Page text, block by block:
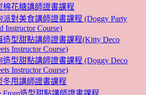
棉花糖講師證書課程
派對美食講師證書課程 (Doggy Party
Instructor Course)
造型甜點講師證書課程(Kitty Deco
Instructor Course)
造型甜點講師證書課程 (Doggy Deco
Instructor Course)
冬甩講師證書課程